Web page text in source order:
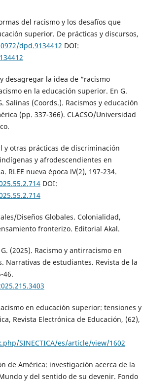
del racismo y los desafíos que
superior. De prácticas y discursos,
dpd.9134412 DOI:
desagregar la idea de “racismo
en la educación superior. En G.
Salinas (Coords.). Racismos y educación
(pp. 337-366). CLACSO/Universidad
y otras prácticas de discriminación
y afrodescendientes en
RLEE nueva época lV(2), 197-234.
DOI:
Diseños Globales. Colonialidad,
fronterizo. Editorial Akal.
(2025). Racismo y antirracismo en
Narrativas de estudiantes. Revista de la
46.
en educación superior: tensiones y
Revista Electrónica de Educación, (62),
SINECTICA/es/article/view/1602
de América: investigación acerca de la
y del sentido de su devenir. Fondo